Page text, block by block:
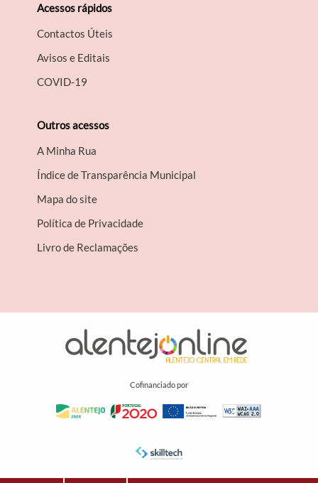
Acessos rápidos
Contactos Úteis
Avisos e Editais
COVID-19
Outros acessos
A Minha Rua
Índice de Transparência Municipal
Mapa do site
Política de Privacidade
Livro de Reclamações
Cofinanciado por